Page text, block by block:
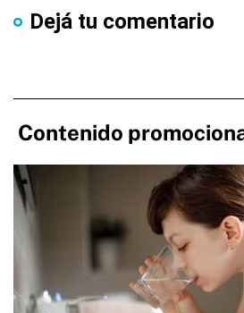
Dejá tu comentario